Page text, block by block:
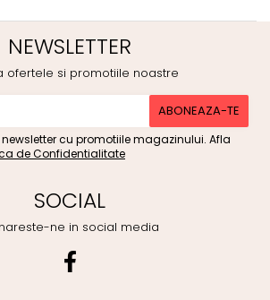
NEWSLETTER
ofertele si promotiile noastre
cu promotiile magazinului. Afla
de Confidentialitate
SOCIAL
ne in social media